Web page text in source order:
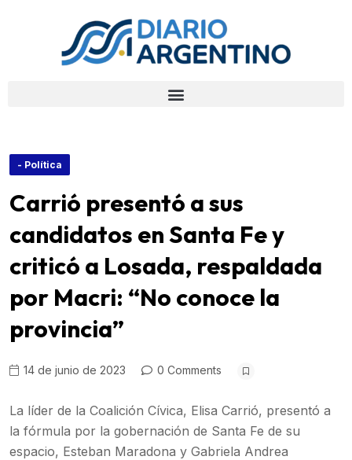
- Política
Carrió presentó a sus
candidatos en Santa Fe y
criticó a Losada, respaldada
por Macri: “No conoce la
provincia”
14 de junio de 2023 0 Comments
La líder de la Coalición Cívica, Elisa Carrió, presentó a
la fórmula por la gobernación de Santa Fe de su
espacio, Esteban Maradona y Gabriela Andrea